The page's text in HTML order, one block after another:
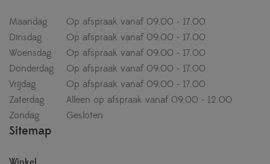
Maandag
Op afspraak vanaf 09.00 - 17.00
Dinsdag
Op afspraak vanaf 09.00 - 17.00
Woensdag
Op afspraak vanaf 09.00 - 17.00
Donderdag
Op afspraak vanaf 09.00 - 17.00
Vrijdag
Op afspraak vanaf 09.00 - 17.00
Zaterdag
Alleen op afspraak vanaf 09.00 - 12.00
Zondag
Gesloten
Sitemap